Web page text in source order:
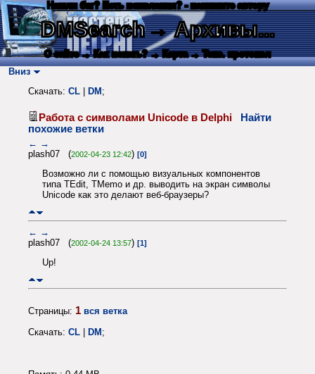
Нашли баг? Есть пожелания? - напишите автору
DMSearch→ Архивы...
О сайте → Как искать? → Карта → Текс. протокол
Вниз
Скачать: CL DM ;
Работа с символами Unicode в Delphi
Найти
похожие ветки
← →
plash07 (2002-04-23 12:42) [0]
Возможно ли с помощью визуальных компонентов
типа TEdit, TMemo и др. выводить на экран символы
Unicode как это делают веб-браузеры?
← →
plash07 (2002-04-24 13:57) [1]
Up!
Страницы: 1 вся ветка
Скачать: CL DM ;